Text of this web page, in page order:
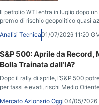
Il petrolio WTI entra in luglio dopo
premio di rischio geopolitico quasi
range estivo tra domanda, offerta e
Analisi Tecnica01/07/2026 11:20
S&P 500: Aprile da Record,
Bolla Trainata dall’IA?
Dopo il rally di aprile, l’S&P 500
per tassi elevati, rischi Medio
fondo ma spazio a pullback da
Mercato Azionario Oggi04/05/2026